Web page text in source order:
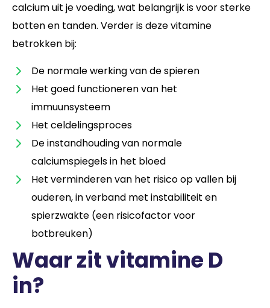
calcium uit je voeding, wat belangrijk is voor sterke
botten en tanden. Verder is deze vitamine
betrokken bij:
De normale werking van de spieren
Het goed functioneren van het
immuunsysteem
Het celdelingsproces
De instandhouding van normale
calciumspiegels in het bloed
Het verminderen van het risico op vallen bij
ouderen, in verband met instabiliteit en
spierzwakte (een risicofactor voor
botbreuken)
Waar zit vitamine D
in?